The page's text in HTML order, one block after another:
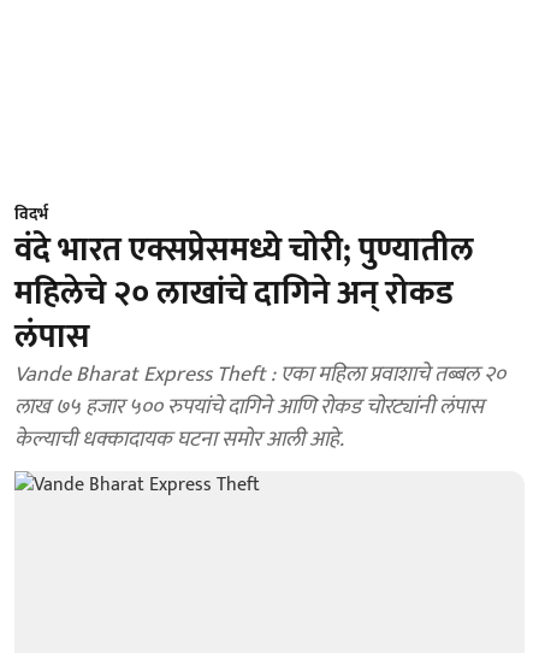
विदर्भ
वंदे भारत एक्सप्रेसमध्ये चोरी; पुण्यातील
महिलेचे २० लाखांचे दागिने अन् रोकड
लंपास
Vande Bharat Express Theft : एका महिला प्रवाशाचे तब्बल २०
लाख ७५ हजार ५०० रुपयांचे दागिने आणि रोकड चोरट्यांनी लंपास
केल्याची धक्कादायक घटना समोर आली आहे.